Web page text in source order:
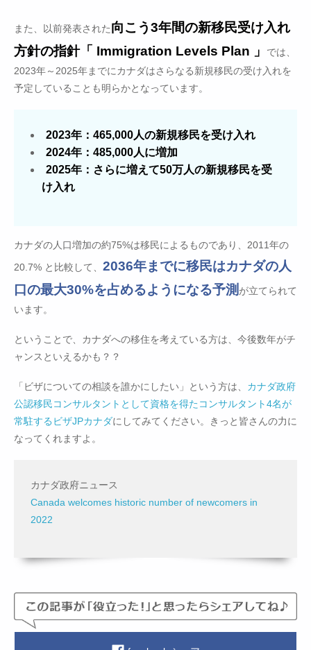
また、以前発表された向こう3年間の新移民受け入れ
方針の指針「 Immigration Levels Plan 」
では、
2023年～2025年までにカナダはさらなる新規移民の受け入れを
予定していることも明らかとなっています。
2023年：465,000人の新規移民を受け入れ
2024年：485,000人に増加
2025年：さらに増えて50万人の新規移民を受
け入れ
カナダの人口増加の約75%は移民によるものであり、2011年の
20.7% と比較して、 2036年までに移民はカナダの人
口の最大30%を占めるようになる予測 が立てられて
います。
ということで、カナダへの移住を考えている方は、今後数年がチ
ャンスといえるかも？？
「ビザについての相談を誰かにしたい」という方は、 カナダ政府
公認移民コンサルタントとして資格を得たコンサルタント4名が
常駐するビザJPカナダにしてみてください。きっと皆さんの力に
なってくれますよ。
カナダ政府ニュース
Canada welcomes historic number of newcomers in
2022